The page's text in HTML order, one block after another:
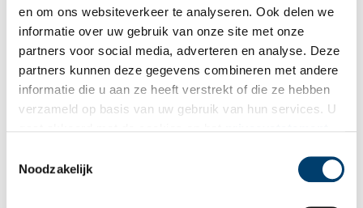
en om ons websiteverkeer te analyseren. Ook delen we
informatie over uw gebruik van onze site met onze
partners voor social media, adverteren en analyse. Deze
partners kunnen deze gegevens combineren met andere
informatie die u aan ze heeft verstrekt of die ze hebben
verzameld op basis van uw gebruik van hun services. U
Noodzakelijk
Restauratie van Rembrandts Nachtwacht van start
Na vijf jaar intensief onderzoek start vandaag een team van
acht restauratoren van het Rijksmuseum met het verwijderen
van het vernis van De Nachtwacht. Dit markeert het begin van
gedaan om het schilderij straks optimaal te bewaren voor de
toekomst. Het werk gebeurt met microscopische precisie en